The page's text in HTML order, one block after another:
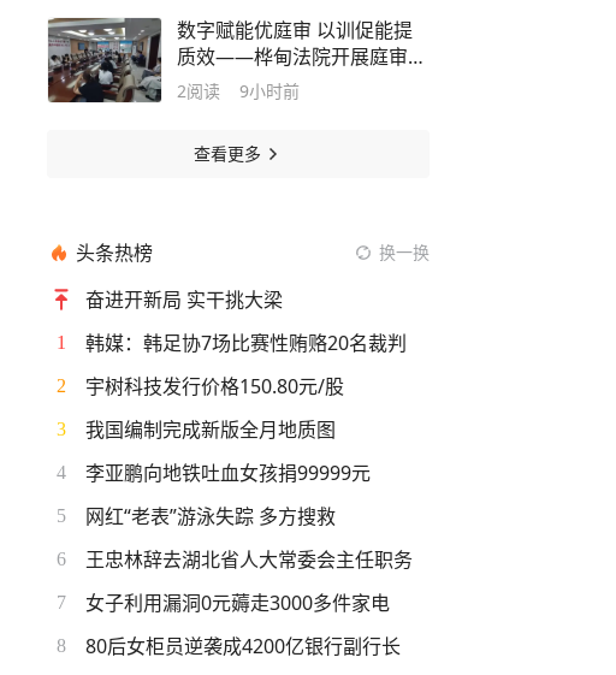
数字赋能优庭审 以训促能提
质效——桦甸法院开展庭审记
录数字化改革专项培训
2阅读 9小时前
查看更多
头条热榜 换一换
奋进开新局 实干挑大梁
1 韩媒：韩足协7场比赛性贿赂20名裁判
2 宇树科技发行价格150.80元/股
3 我国编制完成新版全月地质图
4 李亚鹏向地铁吐血女孩捐99999元
5 网红“老表”游泳失踪 多方搜救
6 王忠林辞去湖北省人大常委会主任职务
7 女子利用漏洞0元薅走3000多件家电
8 80后女柜员逆袭成4200亿银行副行长